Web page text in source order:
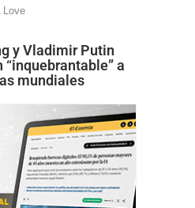
y Vladimir Putin
a
mundiales